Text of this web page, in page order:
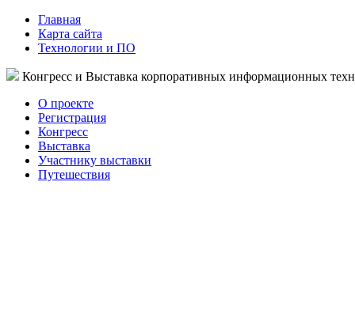
Главная
Карта сайта
Технологии и ПО
Конгресс и Выставка корпоративных информационных
О проекте
Регистрация
Конгресс
Выставка
Участнику выставки
Путешествия